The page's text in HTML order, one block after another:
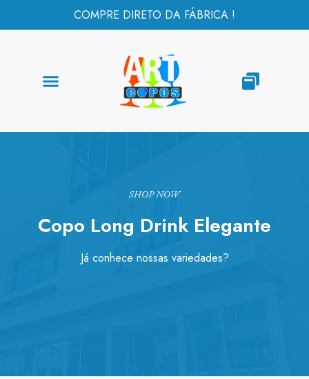
COMPRE DIRETO DA FÁBRICA !
SHOP NOW
Copo Long Drink Elegante
Já conhece nossas variedades?